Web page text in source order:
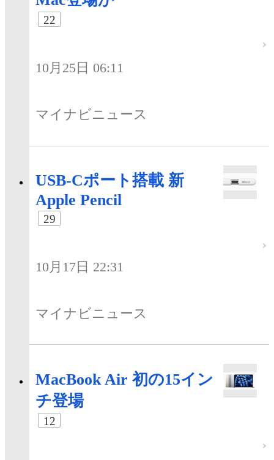
22
10月25日 06:11
マイナビニュース
USB-Cポート搭載 新
Apple Pencil
29
10月17日 22:31
マイナビニュース
MacBook Air 初の15イン
チ登場
12